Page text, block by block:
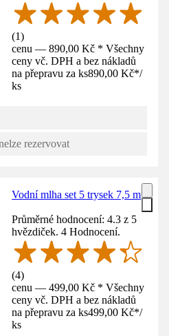
(1)
cenu — 890,00 Kč * Všechny
ceny vč. DPH a bez nákladů
na přepravu za ks890,00 Kč*/
ks
rezervovat
Vodní mlha set 5 trysek 7,5 m
Průměrné hodnocení: 4.3 z 5
hvězdiček. 4 Hodnocení.
(4)
cenu — 499,00 Kč * Všechny
ceny vč. DPH a bez nákladů
na přepravu za ks499,00 Kč*/
ks